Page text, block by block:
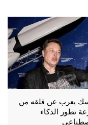
يعرب عن قلقه من
تطور الذكاء